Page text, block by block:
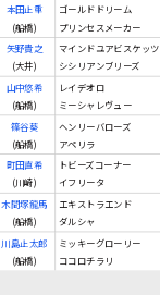
本田正重
(船橋)
ゴールドドリーム
プリンセスメーカー
矢野貴之
(大井)
マインドユアビスケッツ
シシリアンブリーズ
山中悠希
(船橋)
レイデオロ
ミーシャレヴュー
篠谷葵
(船橋)
ヘンリーバローズ
アペリラ
町田直希
(川崎)
トビーズコーナー
イフリータ
木間塚龍馬
(船橋)
エキストラエンド
ダルシャ
川島正太郎
(船橋)
ミッキーグローリー
ココロチラリ